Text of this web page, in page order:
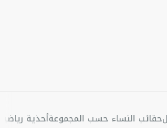
حقائب النساء حسب المجموعةأحذية